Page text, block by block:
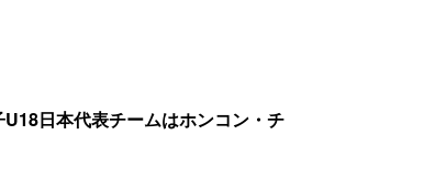
日本代表チームはホンコン・チ